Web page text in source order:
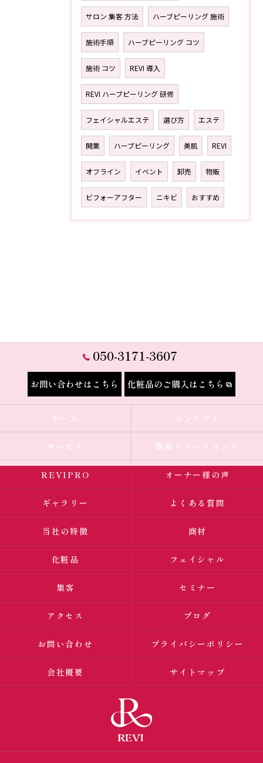
サロン 集客 方法 ハーブピーリング 施術
施術手順 ハーブピーリング コツ
施術 コツ REVI 導入
REVI ハーブピーリング 研修
フェイシャルエステ 選び方 エステ
開業 ハーブピーリング 美肌 REVI
オフライン イベント 卸売 物販
ビフォーアフター ニキビ おすすめ
050-3171-3607
お問い合わせはこちら 化粧品のご購入はこちら
ホーム コンセプト
サービス 陶肌トリートメント
REVIPRO オーナー様の声
ギャラリー よくある質問
当社の特徴 商材
化粧品 フェイシャル
集客 セミナー
アクセス ブログ
お問い合わせ プライバシーポリシー
会社概要 サイトマップ